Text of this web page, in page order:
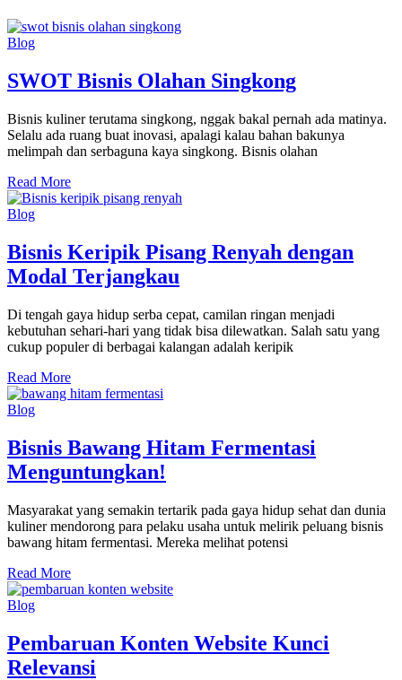
Blog
SWOT Bisnis Olahan Singkong
Bisnis kuliner terutama singkong, nggak bakal pernah ada matinya.
Selalu ada ruang buat inovasi, apalagi kalau bahan bakunya
melimpah dan serbaguna kaya singkong. Bisnis olahan
Read More
Blog
Bisnis Keripik Pisang Renyah dengan
Modal Terjangkau
Di tengah gaya hidup serba cepat, camilan ringan menjadi
kebutuhan sehari-hari yang tidak bisa dilewatkan. Salah satu yang
cukup populer di berbagai kalangan adalah keripik
Read More
Blog
Bisnis Bawang Hitam Fermentasi
Menguntungkan!
Masyarakat yang semakin tertarik pada gaya hidup sehat dan dunia
kuliner mendorong para pelaku usaha untuk melirik peluang bisnis
bawang hitam fermentasi. Mereka melihat potensi
Read More
Blog
Pembaruan Konten Website Kunci
Relevansi